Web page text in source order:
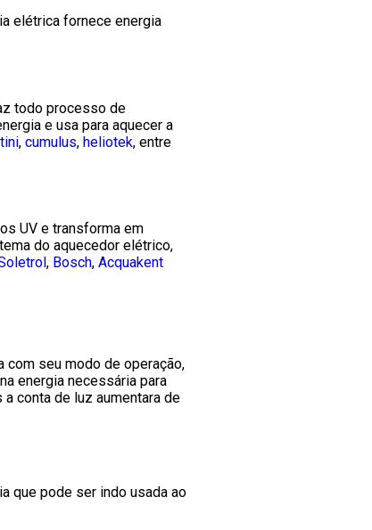
elétrica fornece energia
todo processo de
e usa para aquecer a
, cumulus, heliotek, entre
UV e transforma em
do aquecedor elétrico,
, Bosch, Acquakent
com seu modo de operação,
energia necessária para
conta de luz aumentara de
que pode ser indo usada ao